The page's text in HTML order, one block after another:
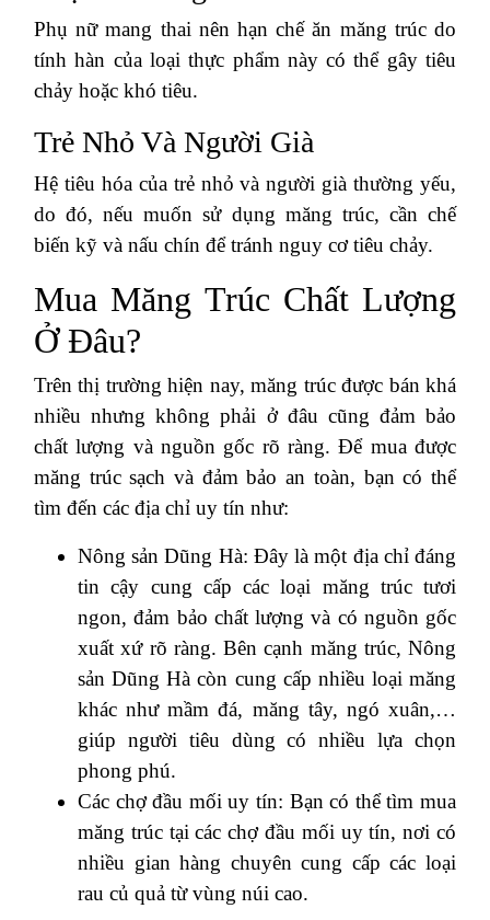
Phụ nữ mang thai nên hạn chế ăn măng trúc do
tính hàn của loại thực phẩm này có thể gây tiêu
chảy hoặc khó tiêu.
Trẻ Nhỏ Và Người Già
Hệ tiêu hóa của trẻ nhỏ và người già thường yếu,
do đó, nếu muốn sử dụng măng trúc, cần chế
biến kỹ và nấu chín để tránh nguy cơ tiêu chảy.
Mua Măng Trúc Chất Lượng
Ở Đâu?
Trên thị trường hiện nay, măng trúc được bán khá
nhiều nhưng không phải ở đâu cũng đảm bảo
chất lượng và nguồn gốc rõ ràng. Để mua được
măng trúc sạch và đảm bảo an toàn, bạn có thể
tìm đến các địa chỉ uy tín như:
Nông sản Dũng Hà: Đây là một địa chỉ đáng
tin cậy cung cấp các loại măng trúc tươi
ngon, đảm bảo chất lượng và có nguồn gốc
xuất xứ rõ ràng. Bên cạnh măng trúc, Nông
sản Dũng Hà còn cung cấp nhiều loại măng
khác như mầm đá, măng tây, ngó xuân,…
giúp người tiêu dùng có nhiều lựa chọn
phong phú.
Các chợ đầu mối uy tín: Bạn có thể tìm mua
măng trúc tại các chợ đầu mối uy tín, nơi có
nhiều gian hàng chuyên cung cấp các loại
rau củ quả từ vùng núi cao.